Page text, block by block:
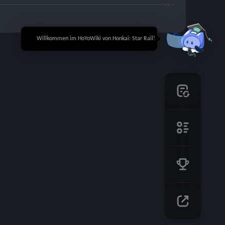
🎉 Willkommen im HoYoWiki von Honkai: Star Rail!